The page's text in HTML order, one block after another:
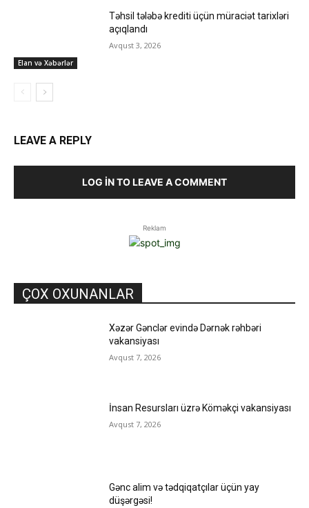
Elan və Xəbərlər
Təhsil tələbə krediti üçün müraciət tarixləri
açıqlandı
Avqust 3, 2026
LEAVE A REPLY
LOG IN TO LEAVE A COMMENT
Reklam
ÇOX OXUNANLAR
Xəzər Gənclər evində Dərnək rəhbəri
vakansiyası
Avqust 7, 2026
İnsan Resursları üzrə Köməkçi vakansiyası
Avqust 7, 2026
Gənc alim və tədqiqatçılar üçün yay
düşərgəsi!